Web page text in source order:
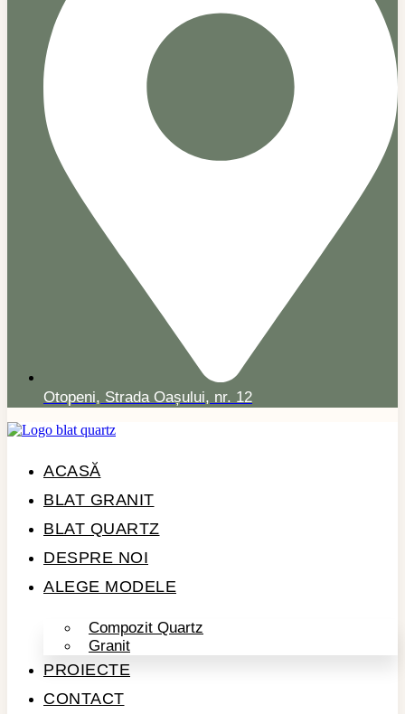
Otopeni, Strada Oașului, nr. 12
ACASĂ
BLAT GRANIT
BLAT QUARTZ
DESPRE NOI
ALEGE MODELE
Compozit Quartz
Granit
PROIECTE
CONTACT